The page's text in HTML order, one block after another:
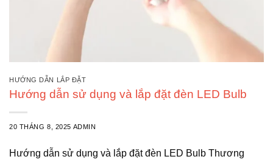
HƯỚNG DẪN LẮP ĐẶT
Hướng dẫn sử dụng và lắp đặt đèn LED Bulb
20 THÁNG 8, 2025 ADMIN
Hướng dẫn sử dụng và lắp đặt đèn LED Bulb Thương